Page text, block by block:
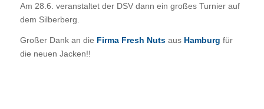
Am 28.6. veranstaltet der DSV dann ein großes Turnier auf
dem Silberberg.
Großer Dank an die Firma Fresh Nutsaus Hamburg für
die neuen Jacken!!